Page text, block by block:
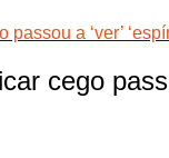
a ‘ver’
cego